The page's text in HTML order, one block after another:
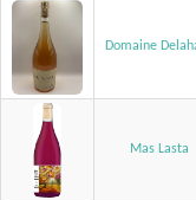
Domaine
Mas Lasta